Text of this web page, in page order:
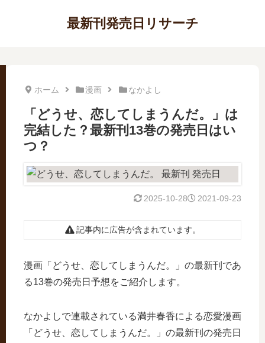
最新刊発売日リサーチ
ホーム 漫画 なかよし
「どうせ、恋してしまうんだ。」は
完結した？最新刊13巻の発売日はい
つ？
2021-09-23
2025-10-28
記事内に広告が含まれています。
漫画「どうせ、恋してしまうんだ。」の最新刊であ
る13巻の発売日予想をご紹介します。
なかよしで連載されている満井春香による恋愛漫画
「どうせ、恋してしまうんだ。」の最新刊の発売日